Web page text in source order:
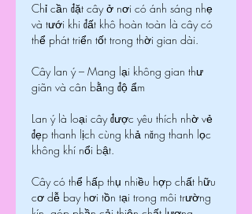
Chỉ cần đặt cây ở nơi có ánh sáng nhẹ
và tưới khi đất khô hoàn toàn là cây có
thể phát triển tốt trong thời gian dài.
Cây lan ý – Mang lại không gian thư
giãn và cân bằng độ ẩm
Lan ý là loại cây được yêu thích nhờ vẻ
đẹp thanh lịch cùng khả năng thanh lọc
không khí nổi bật.
Cây có thể hấp thụ nhiều hợp chất hữu
cơ dễ bay hơi tồn tại trong môi trường